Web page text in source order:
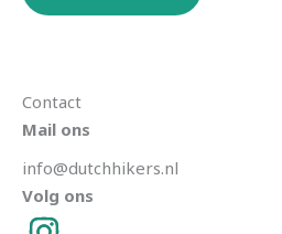
Contact
Mail ons
info@dutchhikers.nl
Volg ons